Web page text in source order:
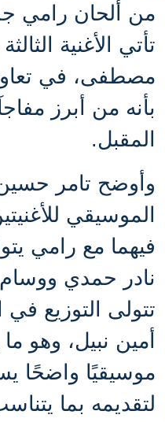
من ألحان رامي
تأتي الأغنية
مصطفى، في
بأنه من أبرز
المقبل.
وأوضح تامر حسين
الموسيقي
فيهما مع رامي
نادر حمدي ووسام
تتولى التوزيع في
أمين نبيل، وهو
موسيقيًا واضحًا
لتقديمه بما